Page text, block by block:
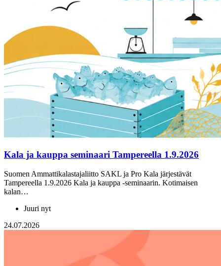
Kala ja kauppa seminaari Tampereella 1.9.2026
Suomen Ammattikalastajaliitto SAKL ja Pro Kala järjestävät
Tampereella 1.9.2026 Kala ja kauppa -seminaarin. Kotimaisen
kalan…
Juuri nyt
24.07.2026